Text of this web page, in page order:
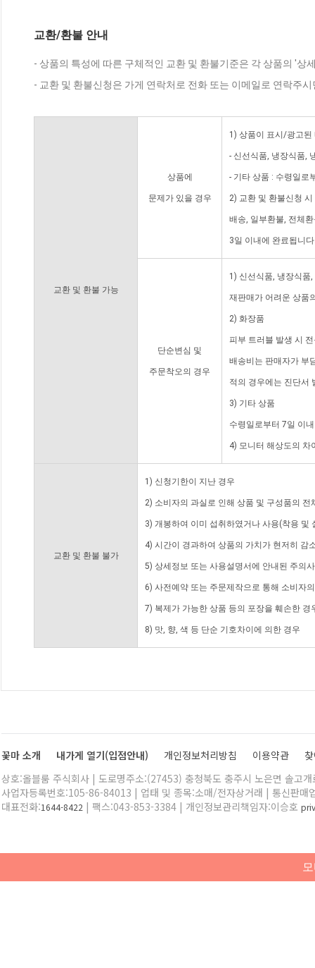
교환/환불 안내
- 상품의 특성에 따른 구체적인 교환 및 환불기준은 각 상품의 '상
- 교환 및 환불신청은 가게 연락처로 전화 또는 이메일로 연락주
교환 및 환불 가능
상품에
문제가 있을 경우
1) 상품이 표시/광고된
- 신선식품, 냉장식품,
- 기타 상품 : 수령일로
2) 교환 및 환불신청
배송, 일부환불, 전체
3일 이내에 완료됩니
단순변심 및
주문착오의 경우
1) 신선식품, 냉장식품
재판매가 어려운 상품
2) 화장품
피부 트러블 발생 시
배송비는 판매자가 부
적의 경우에는 진단서
3) 기타 상품
수령일로부터 7일 이
4) 모니터 해상도의 차
교환 및 환불 불가
1) 신청기한이 지난 경우
2) 소비자의 과실로 인해 상품 및 구성품의
3) 개봉하여 이미 섭취하였거나 사용(착용 및
4) 시간이 경과하여 상품의 가치가 현저히 감
5) 상세정보 또는 사용설명서에 안내된 주의
6) 사전예약 또는 주문제작으로 통해 소비자
7) 복제가 가능한 상품 등의 포장을 훼손한 경
8) 맛, 향, 색 등 단순 기호차이에 의한 경우
꽃마 소개 내가게 열기(입점안내) 개인정보처리방침 이용약관
상호:올블룸 주식회사 | 도로명주소:(27453) 충청북도 충주시 노은면 솔고
사업자등록번호:105-86-84013 | 업태 및 종목:소매/전자상거래 | 통신판매
대표전화:1644-8422 | 팩스:043-853-3384 | 개인정보관리책임자:이승호